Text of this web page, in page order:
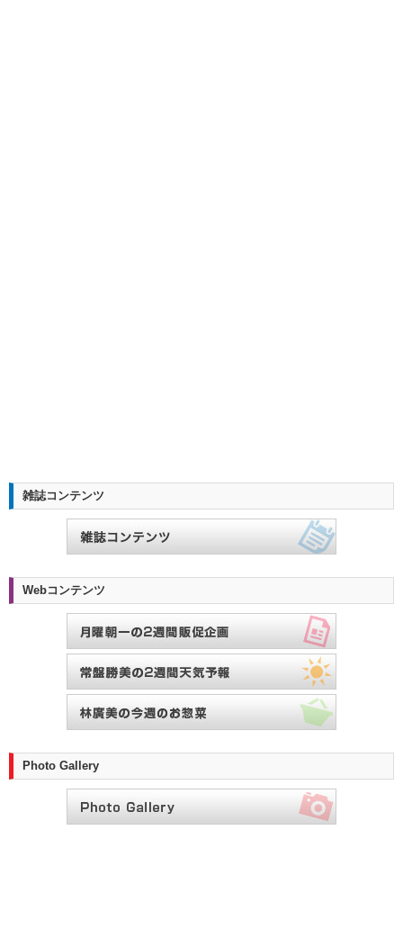
雑誌コンテンツ
Webコンテンツ
Photo Gallery